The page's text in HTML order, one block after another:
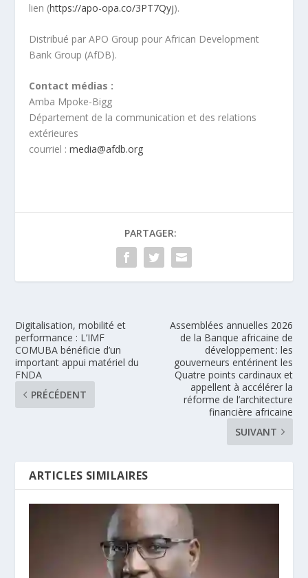
lien (https://apo-opa.co/3PT7Qyj).
Distribué par APO Group pour African Development
Bank Group (AfDB).
Contact médias :
Amba Mpoke-Bigg
Département de la communication et des relations
extérieures
courriel :media@afdb.org
PARTAGER:
Digitalisation, mobilité et
performance : L’IMF
COMUBA bénéficie d’un
important appui matériel du
FNDA
PRÉCÉDENT
Assemblées annuelles 2026
de la Banque africaine de
développement : les
gouverneurs entérinent les
Quatre points cardinaux et
appellent à accélérer la
réforme de l’architecture
financière africaine
SUIVANT
ARTICLES SIMILAIRES